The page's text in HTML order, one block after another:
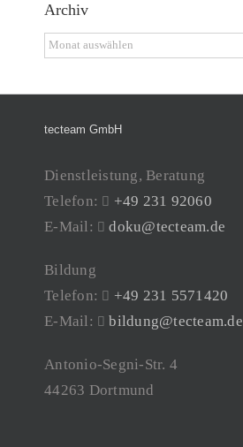
Archiv
Archiv
tecteam GmbH
Dienstleistung, Beratung
Telefon:
+49 231 92060
E-Mail:
doku@tecteam.de
Bildung
Telefon:
+49 231 5571420
E-Mail:
bildung@tecteam.de
Antonio-Segni-Str. 4
44263 Dortmund